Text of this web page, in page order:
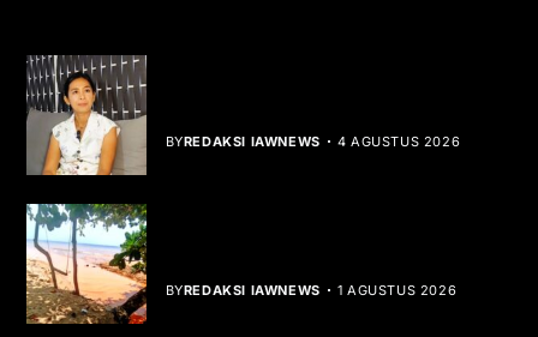
BYREDAKSI IAWNEWS 4 AGUSTUS 2026
BYREDAKSI IAWNEWS 1 AGUSTUS 2026